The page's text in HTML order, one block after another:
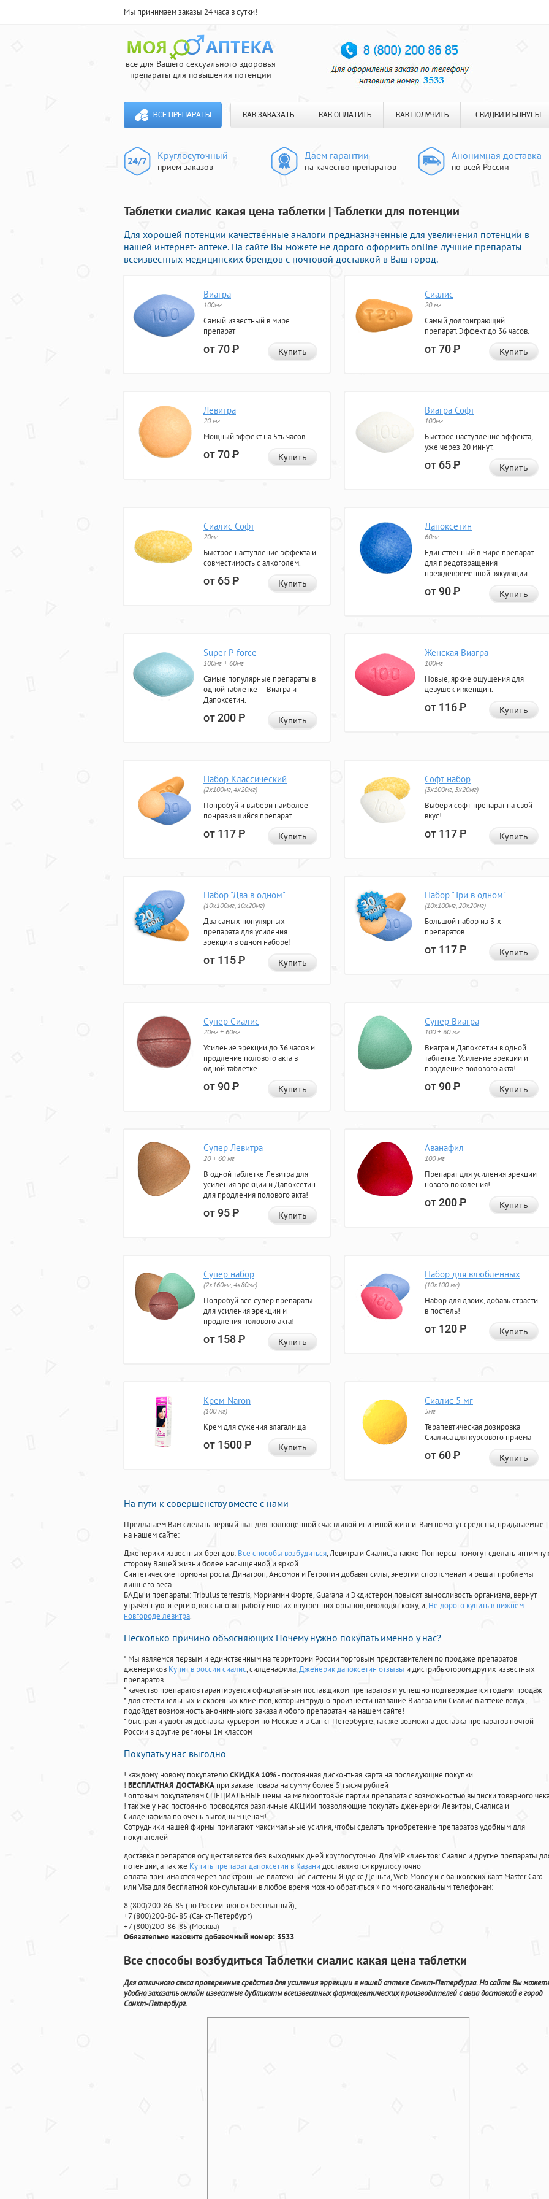
Мы принимаем заказы 24 часа в сутки!
все для Вашего сексуального здоровья
препараты для повышения потенции
ВСЕ ПРЕПАРАТЫ КАК ЗАКАЗАТЬ КАК ОПЛАТИТЬ КАК ПОЛУЧИТЬ СКИДКИ И БОНУСЫ
Круглосуточный
прием заказов
Даем гарантии
на качество препаратов
Анонимная доставка
по всей России
Таблетки сиалис какая цена таблетки | Таблетки для потенции
Для хорошей потенции качественные аналоги предназначенные для увеличения потенции в
нашей интернет- аптеке. На сайте Вы можете не дорого оформить online лучшие препараты
всеизвестных медицинских брендов с почтовой доставкой в Ваш город.
Виагра
100мг
Самый известный в мире
препарат
от 70Р Купить
Сиалис
20 мг
Самый долгоиграющий
препарат. Эффект до 36 часов.
от 70Р Купить
Левитра
20 мг
Мощный эффект на 5ть часов.
от 70Р Купить
Виагра Софт
100мг
Быстрое наступление эффекта,
уже через 20 минут.
от 65Р Купить
Сиалис Софт
20мг
Быстрое наступление эффекта и
совместимость с алкоголем.
от 65Р Купить
Дапоксетин
60мг
Единственный в мире препарат
для предотвращения
преждевременной эякуляции.
от 90Р Купить
Super P-force
100мг + 60мг
Самые популярные препараты в
одной таблетке — Виагра и
Дапоксетин.
от 200Р Купить
Женская Виагра
100мг
Новые, яркие ощущения для
девушек и женщин.
от 116Р Купить
Набор Классический
(2x100мг, 4x20мг)
Попробуй и выбери наиболее
понравившийся препарат.
от 117Р Купить
Софт набор
(3x100мг, 3x20мг)
Выбери софт-препарат на свой
вкус!
от 117Р Купить
Набор "Два в одном"
(10x100мг, 10x20мг)
Два самых популярных
препарата для усиления
эрекции в одном наборе!
от 115Р Купить
Набор "Три в одном"
(10x100мг, 20x20мг)
Большой набор из 3-х
препаратов.
от 117Р Купить
Супер Сиалис
20мг + 60мг
Усиление эрекции до 36 часов и
продление полового акта в
одной таблетке.
от 90Р Купить
Супер Виагра
100 + 60 мг
Виагра и Дапоксетин в одной
таблетке. Усиление эрекции и
продление полового акта!
от 90Р Купить
Супер Левитра
20 + 60 мг
В одной таблетке Левитра для
усиления эрекции и Дапоксетин
для продления полового акта!
от 95Р Купить
Аванафил
100 мг
Препарат для усиления эрекции
нового поколения!
от 200Р Купить
Супер набор
(2х160мг, 4х80мг)
Попробуй все супер препараты
для усиления эрекции и
продления полового акта!
от 158Р Купить
Набор для влюбленных
(10х100 мг)
Набор для двоих, добавь страсти
в постель!
от 120Р Купить
Крем Naron
(100 мг)
Крем для сужения влагалища
от 1500Р Купить
Сиалис 5 мг
5мг
Терапевтическая дозировка
Сиалиса для курсового приема
от 60Р Купить
На пути к совершенству вместе с нами
Предлагаем Вам сделать первый шаг для полноценной счастливой инитмной жизни. Вам помогут средства, придагаемые
на нашем сайте:
Дженерики известных брендов: Все способы возбудиться, Левитра и Сиалис, а также Попперсы помогут сделать
сторону Вашей жизни более насыщенной и яркой
Синтетические гормоны роста: Динатроп, Ансомон и Гетропин добавят силы, энергии спортсменам и решат проблемы
лишнего веса
БАДы и препараты:Tribulus terrestris, Мориамин Форте, Guarana и Экдистерон повысят выносливость организма, вернут
утраченную энергию, восстановят работу многих внутренних органов, омолодят кожу, и, Не дорого купить в нижнем
новгороде левитра.
Несколько причино объясняющих Почему нужно покупать именно у нас?
* Мы являемся первым и единственным на территории России торговым представителем по продаже препаратов
дженериков Купит в россии сиалис, силденафила,Дженерик дапоксетин отзывы и дистрибьютором других известных
препаратов
* качество препаратов гарантируется официальным поставщиком препаратов и успешно подтверждается годами продаж
* для стестинельных и скромных клиентов, которым трудно произнести название Виагра или Сиалис в аптеке вслух,
подойдет возможность анонимныого заказа любого препаратан на нашем сайте!
* быстрая и удобная доставка курьером по Москве и в Санкт-Петербурге, так же возможна доставка препаратов почтой
России в другие регионы 1м классом
Покупать у нас выгодно
! каждому новому покупателюСКИДКА 10%- постоянная дисконтная карта на последующие покупки
! БЕСПЛАТНАЯ ДОСТАВКА при заказе товара на сумму более 5 тысяч рублей
! оптовым покупателям СПЕЦИАЛЬНЫЕ цены на мелкооптовые партии препарата с возможностью выписки товарного
! так же у нас постоянно проводятся различные АКЦИИ позволяющие покупать дженерики Левитры, Сиалиса и
Силденафила по очень выгодным ценам!
Cотрудники нашей фирмы прилагают максимальные усилия, чтобы сделать приобретение препаратов удобным для
покупателей
доставка препаратов осуществляется без выходных дней круглосуточно. Для VIP клиентов: Сиалис и другие препараты
потенции, а так же Купить препарат дапоксетин в Казани доставляются круглосуточно
оплата принимаются через электронные платежные системы Яндекс Деньги, Web Money и с банковских карт Master Card
или Visa для бесплатной консультации в любое время можно обратиться» по многоканальным телефонам:
8(800)200-86-85 (по России звонок бесплатный),
+7(800)200-86-85 (Санкт-Петербург)
+7(800)200-86-85 (Москва)
Обязательно назовите добавочный номер: 3533
Все способы возбудиться Таблетки сиалис какая цена таблетки
Для отличного секса проверенные средства для усиления эррекции в нашей аптеке Санкт-Петербурга. На сайте Вы
удобно заказать онлайн известные дубликаты всеизвестных фармацевтических производителей с авиа доставкой в город
Санкт-Петербург.